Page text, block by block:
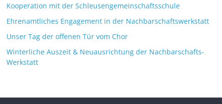
Kooperation mit der Schleusengemeinschaftsschule
Ehrenamtliches Engagement in der Nachbarschaftswerkstatt
Unser Tag der offenen Tür vom Chor
Winterliche Auszeit & Neuausrichtung der Nachbarschafts-
Werkstatt